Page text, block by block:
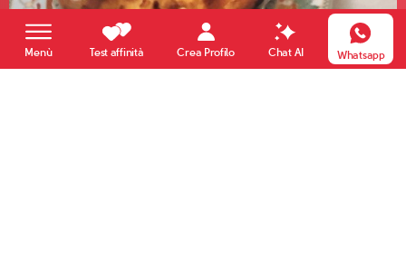
Menù Test affinità Crea Profilo Chat AI Whatsapp
Sara